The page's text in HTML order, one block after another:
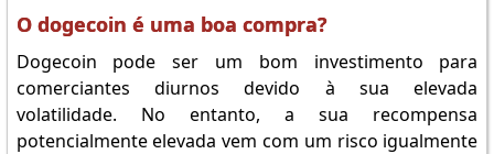
O dogecoin é uma boa compra?
Dogecoin pode ser um bom investimento para
comerciantes diurnos devido à sua elevada
volatilidade. No entanto, a sua recompensa
potencialmente elevada vem com um risco igualmente